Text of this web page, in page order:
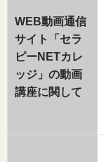
WEB動画通信
サイト「セラ
ピーNETカレ
ッジ」の動画
講座に関して